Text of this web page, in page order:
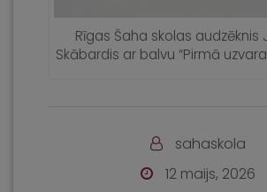
Rīgas Šaha skolas audzēknis
Skābardis ar balvu “Pirmā
sahaskola
12 maijs, 2026